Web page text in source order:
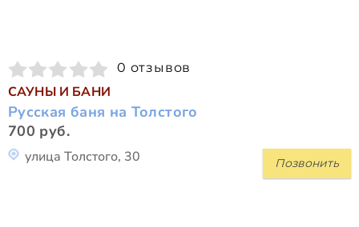
0 отзывов
САУНЫ И БАНИ
Русская баня на Толстого
700 руб.
Позвонить
улица Толстого, 30